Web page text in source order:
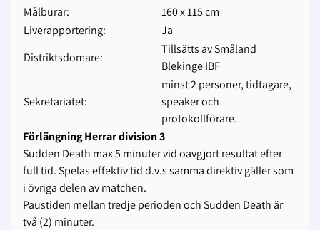
Målburar:
160 x 115 cm
Liverapportering:
Ja
Distriktsdomare:
Tillsätts av Småland
Blekinge IBF
Sekretariatet:
minst 2 personer, tidtagare,
speaker och
protokollförare.
Förlängning Herrar division 3
Sudden Death max 5 minuter vid oavgjort resultat efter
full tid. Spelas effektiv tid d.v.s samma direktiv gäller som
i övriga delen av matchen.
Paustiden mellan tredje perioden och Sudden Death är
två (2) minuter.